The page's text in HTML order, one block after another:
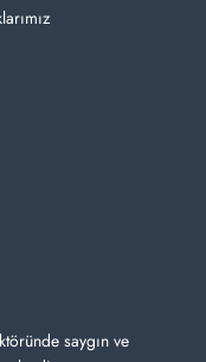
saygın ve